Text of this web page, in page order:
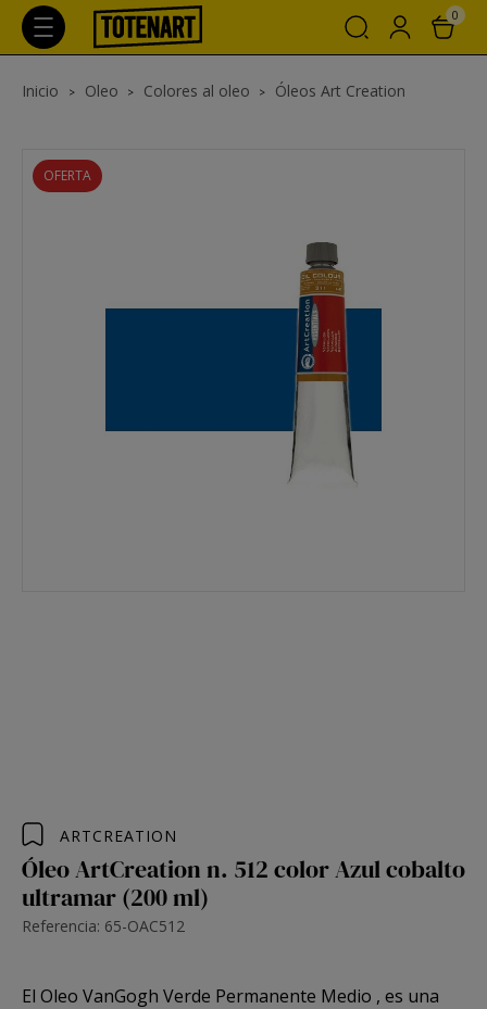
0
Inicio Oleo Colores al oleo Óleos Art Creation
OFERTA
ARTCREATION
Óleo ArtCreation n. 512 color Azul cobalto
ultramar (200 ml)
Referencia: 65-OAC512
El Oleo VanGogh Verde Permanente Medio , es una